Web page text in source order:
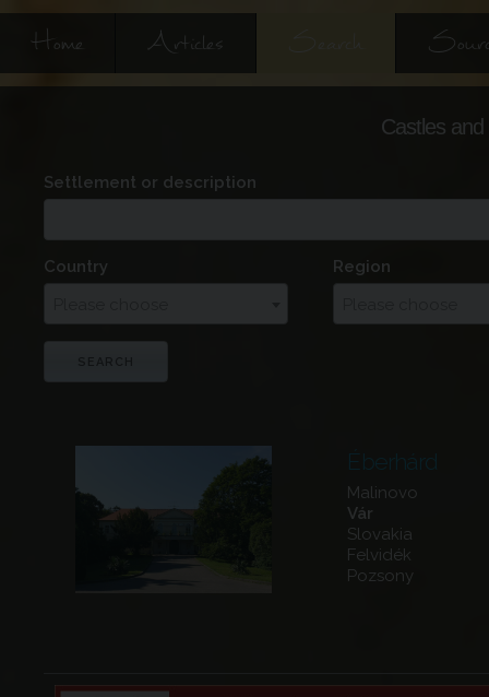
Home Articles
Castles
Settlement or description
Country
Region
Éberhárd
Malinovo
Vár
Slovakia
Felvidék
Pozsony